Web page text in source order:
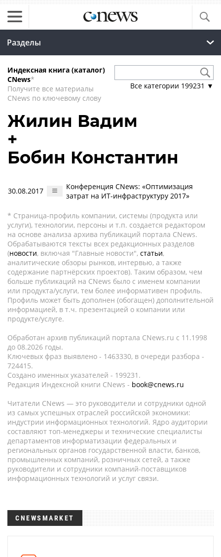
Разделы
Индексная книга (каталог)
CNews*
Получите все материалы
CNews по ключевому слову
Все категории 199231 ▼
Жилин Вадим
+
Бобин Константин
30.08.2017
Конференция CNews: «Оптимизация
затрат на ИТ-инфраструктуру 2017»
* Страница-профиль компании, системы (продукта или
услуги), технологии, персоны и т.п. создается редактором
на основе анализа архива публикаций портала CNews.
Обрабатываются тексты всех редакционных разделов
(новости, включая "Главные новости", статьи,
аналитические обзоры рынков, интервью, а также
содержание партнёрских проектов). Таким образом, чем
больше публикаций на CNews было с именем компании
или продукта/услуги, тем более информативен профиль.
Профиль может быть дополнен (обогащен) дополнительной
информацией, в т.ч. презентацией о компании или
продукте/услуге.
Обработан архив публикаций портала CNews.ru c 11.1998
до 08.2026 годы.
Ключевых фраз выявлено - 1463330, в очереди разбора -
724415.
Создано именных указателей - 199231.
Редакция Индексной книги CNews - book@cnews.ru
Читатели CNews — это руководители и сотрудники одной
из самых успешных отраслей российской экономики:
индустрии информационных технологий. Ядро аудитории
составляют топ-менеджеры и технические специалисты
департаментов информатизации федеральных и
региональных органов государственной власти, банков,
промышленных компаний, розничных сетей, а также
руководители и сотрудники компаний-поставщиков
информационных технологий и услуг связи.
CNEWSMARKET